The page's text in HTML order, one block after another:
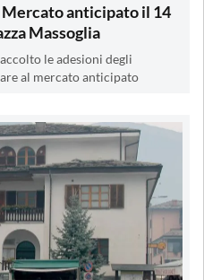
Mercato anticipato il 14
Massoglia
le adesioni degli
al mercato anticipato